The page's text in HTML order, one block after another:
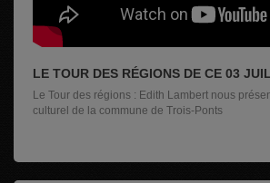
LE TOUR DES RÉGIONS DE CE 03
Le Tour des régions : Edith Lambert nous
culturel de la commune de Trois-Ponts